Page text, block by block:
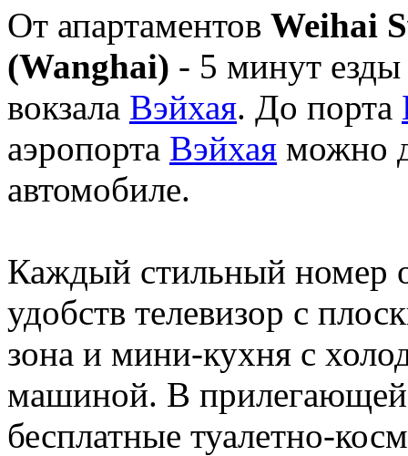
От апартаментов Weihai
(Wanghai) - 5 минут
вокзала Вэйхая. До порта
аэропорта Вэйхая можно
автомобиле.
Каждый стильный номер
удобств телевизор с
зона и мини-кухня с
машиной. В прилегающей
бесплатные туалетно-